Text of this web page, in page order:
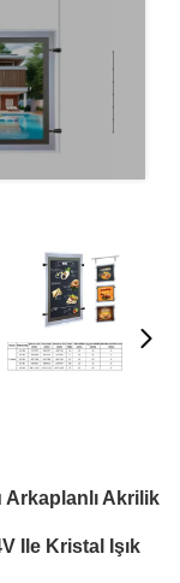
Arkaplanlı Akrilik
Ile Kristal Işık